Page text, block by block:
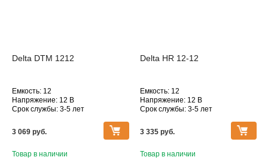
Delta DTM 1212
Емкость: 12
Напряжение: 12 В
Срок службы: 3-5 лет
3 069 pуб.
Товар в наличии
Delta HR 12-12
Емкость: 12
Напряжение: 12 В
Срок службы: 3-5 лет
3 335 pуб.
Товар в наличии